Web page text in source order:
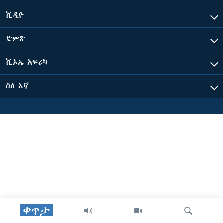
ቋንቋዎች
ቀጥታ
ቪዲዮ
ድምጽ
ቪኦኤ አፍሪካ
ስለ እኛ